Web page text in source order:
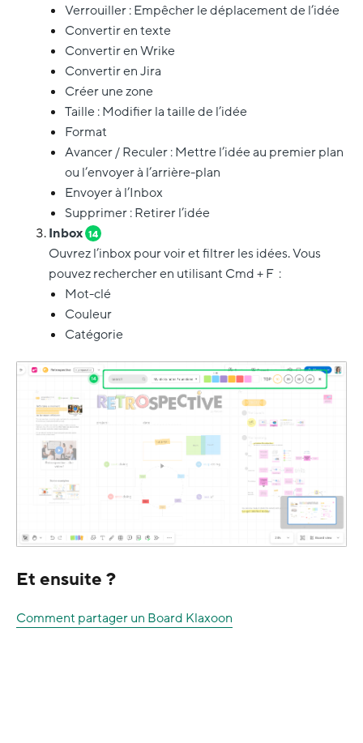
Verrouiller : Empêcher le déplacement de l’idée
Convertir en texte
Convertir en Wrike
Convertir en Jira
Créer une zone
Taille : Modifier la taille de l’idée
Format
Avancer / Reculer : Mettre l’idée au premier plan
ou l’envoyer à l’arrière-plan
Envoyer à l’Inbox
Supprimer : Retirer l’idée
Inbox 14
Ouvrez l’inbox pour voir et filtrer les idées. Vous
pouvez rechercher en utilisant Cmd + F :
Mot-clé
Couleur
Catégorie
Et ensuite ?
Comment partager un Board Klaxoon